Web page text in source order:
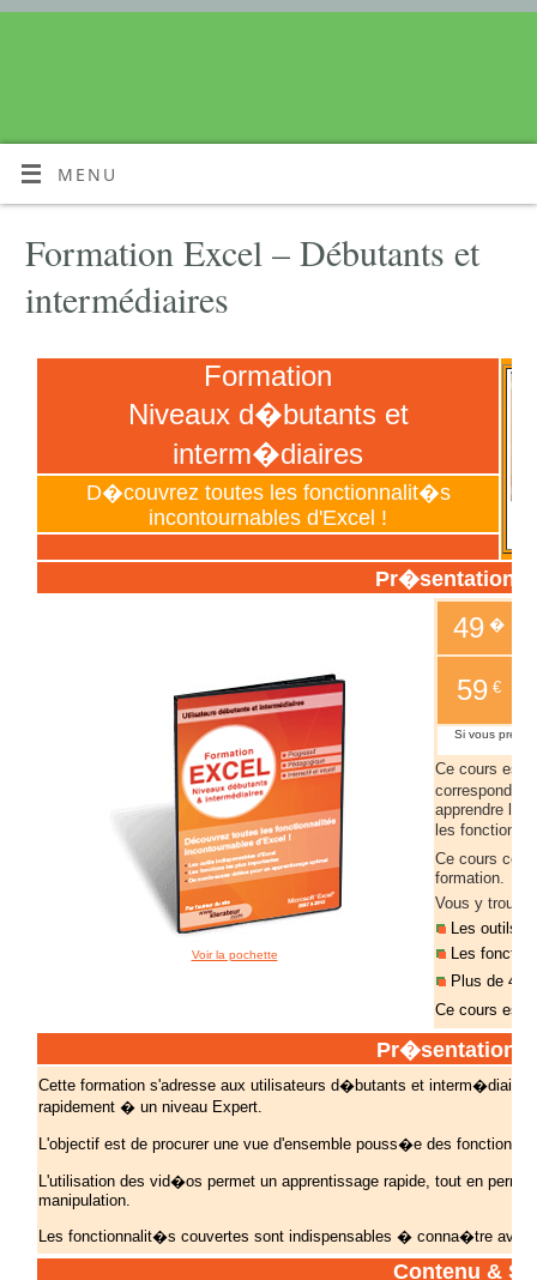
MENU
Formation Excel – Débutants et
intermédiaires